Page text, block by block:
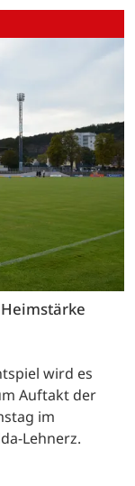
wird es
Auftakt der
im
Lehnerz.